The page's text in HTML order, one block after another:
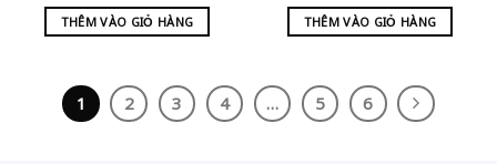
THÊM VÀO GIỎ HÀNG THÊM VÀO GIỎ HÀNG
1 2 3 4 … 5 6